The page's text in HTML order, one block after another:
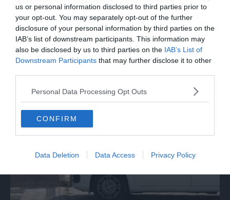
us or personal information disclosed to third parties prior to
your opt-out. You may separately opt-out of the further
disclosure of your personal information by third parties on the
IAB’s list of downstream participants. This information may
also be disclosed by us to third parties on the IAB’s List of
Downstream Participants that may further disclose it to other
Personal Data Processing Opt Outs
CONFIRM
Data Deletion Data Access Privacy Policy
Nomade»